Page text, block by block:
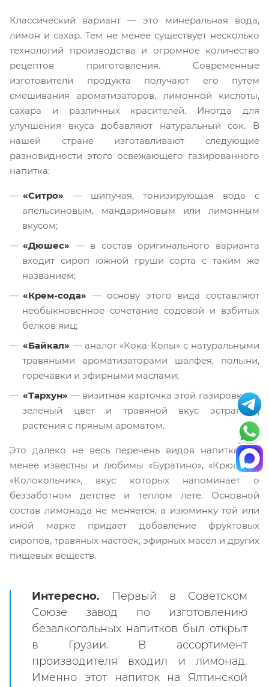
Классический вариант — это минеральная вода,
лимон и сахар. Тем не менее существует несколько
технологий производства и огромное количество
рецептов приготовления. Современные
изготовители продукта получают его путем
смешивания ароматизаторов, лимонной кислоты,
сахара и различных красителей. Иногда для
улучшения вкуса добавляют натуральный сок. В
нашей стране изготавливают следующие
разновидности этого освежающего газированного
напитка:
«Ситро» — шипучая, тонизирующая вода с
апельсиновым, мандариновым или лимонным
вкусом;
«Дюшес» — в состав оригинального варианта
входит сироп южной груши сорта с таким же
названием;
«Крем-сода» — основу этого вида составляют
необыкновенное сочетание содовой и взбитых
белков яиц;
«Байкал» — аналог «Кока-Колы» с натуральными
травяными ароматизаторами шалфея, полыни,
горечавки и эфирными маслами;
«Тархун» — визитная карточка этой газировки —
зеленый цвет и травяной вкус эстрагона,
растения с пряным ароматом.
Это далеко не весь перечень видов напитка. Не
менее известны и любимы «Буратино», «Крюшон»,
«Колокольчик», вкус которых напоминает о
беззаботном детстве и теплом лете. Основной
состав лимонада не меняется, а изюминку той или
иной марке придает добавление фруктовых
сиропов, травяных настоек, эфирных масел и других
пищевых веществ.
Интересно. Первый в Советском
Союзе завод по изготовлению
безалкогольных напитков был открыт
в Грузии. В ассортимент
производителя входил и лимонад.
Именно этот напиток на Ялтинской